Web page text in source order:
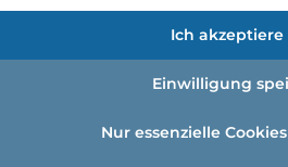
(w/m/d)
(w/m/d)
Ich akzeptiere
Einwilligung
Nur essenzielle